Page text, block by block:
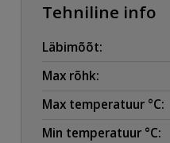
Tehniline info
Läbimõõt:
Max rõhk:
Max temperatuur °C:
Min temperatuur °C: